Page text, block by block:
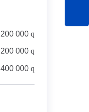
200 000 q
200 000 q
400 000 q